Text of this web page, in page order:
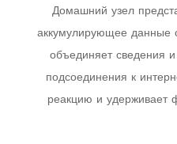
Домашний узел
аккумулирующее данные
объединяет сведения
подсоединения к
реакцию и удерживает